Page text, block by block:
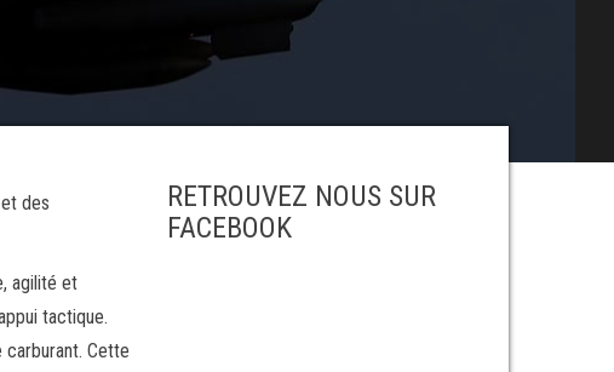
des
agilité et
tactique.
Cette
RETROUVEZ NOUS SUR
FACEBOOK